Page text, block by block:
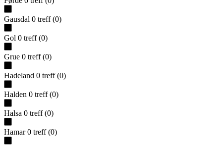
Gausdal 0 treff (0)
Gol 0 treff (0)
Grue 0 treff (0)
Hadeland 0 treff (0)
Halden 0 treff (0)
Halsa 0 treff (0)
Hamar 0 treff (0)